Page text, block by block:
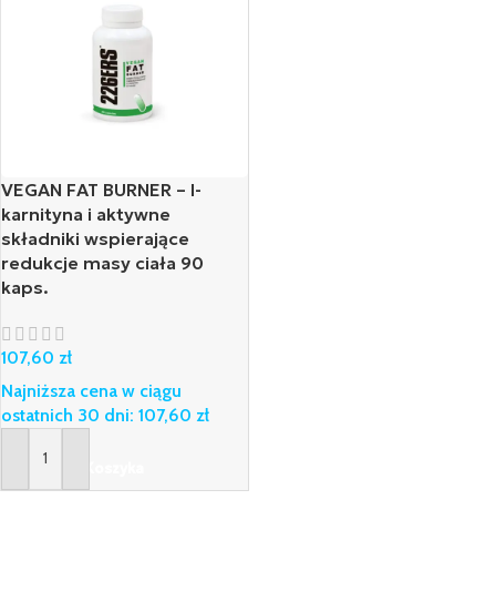
VEGAN FAT BURNER – l-
karnityna i aktywne
składniki wspierające
redukcje masy ciała 90
kaps.
107,60 zł
Najniższa cena w ciągu
ostatnich 30 dni: 107,60 zł
Dodaj Do Koszyka